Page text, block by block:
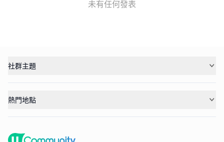
未有任何發表
社群主題
熱門地點